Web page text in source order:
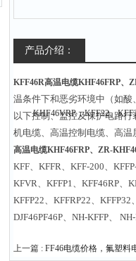
产品介绍：
KFF46R高温电缆KHF46FRP、
温条件下和恶劣环境中（如
以下控制、监控及保护电路行
机电缆、高温控制电缆、高
高温电缆KHF46FRP、ZR-
KFF、KFFR、KFF-200、
KFVR、KFFP1、KFF46RP、
KFFP22、KFFRP22、KFFP32
DJF46PF46P、NH-KFFP、
上一篇 : FF46电缆价格，氟塑料